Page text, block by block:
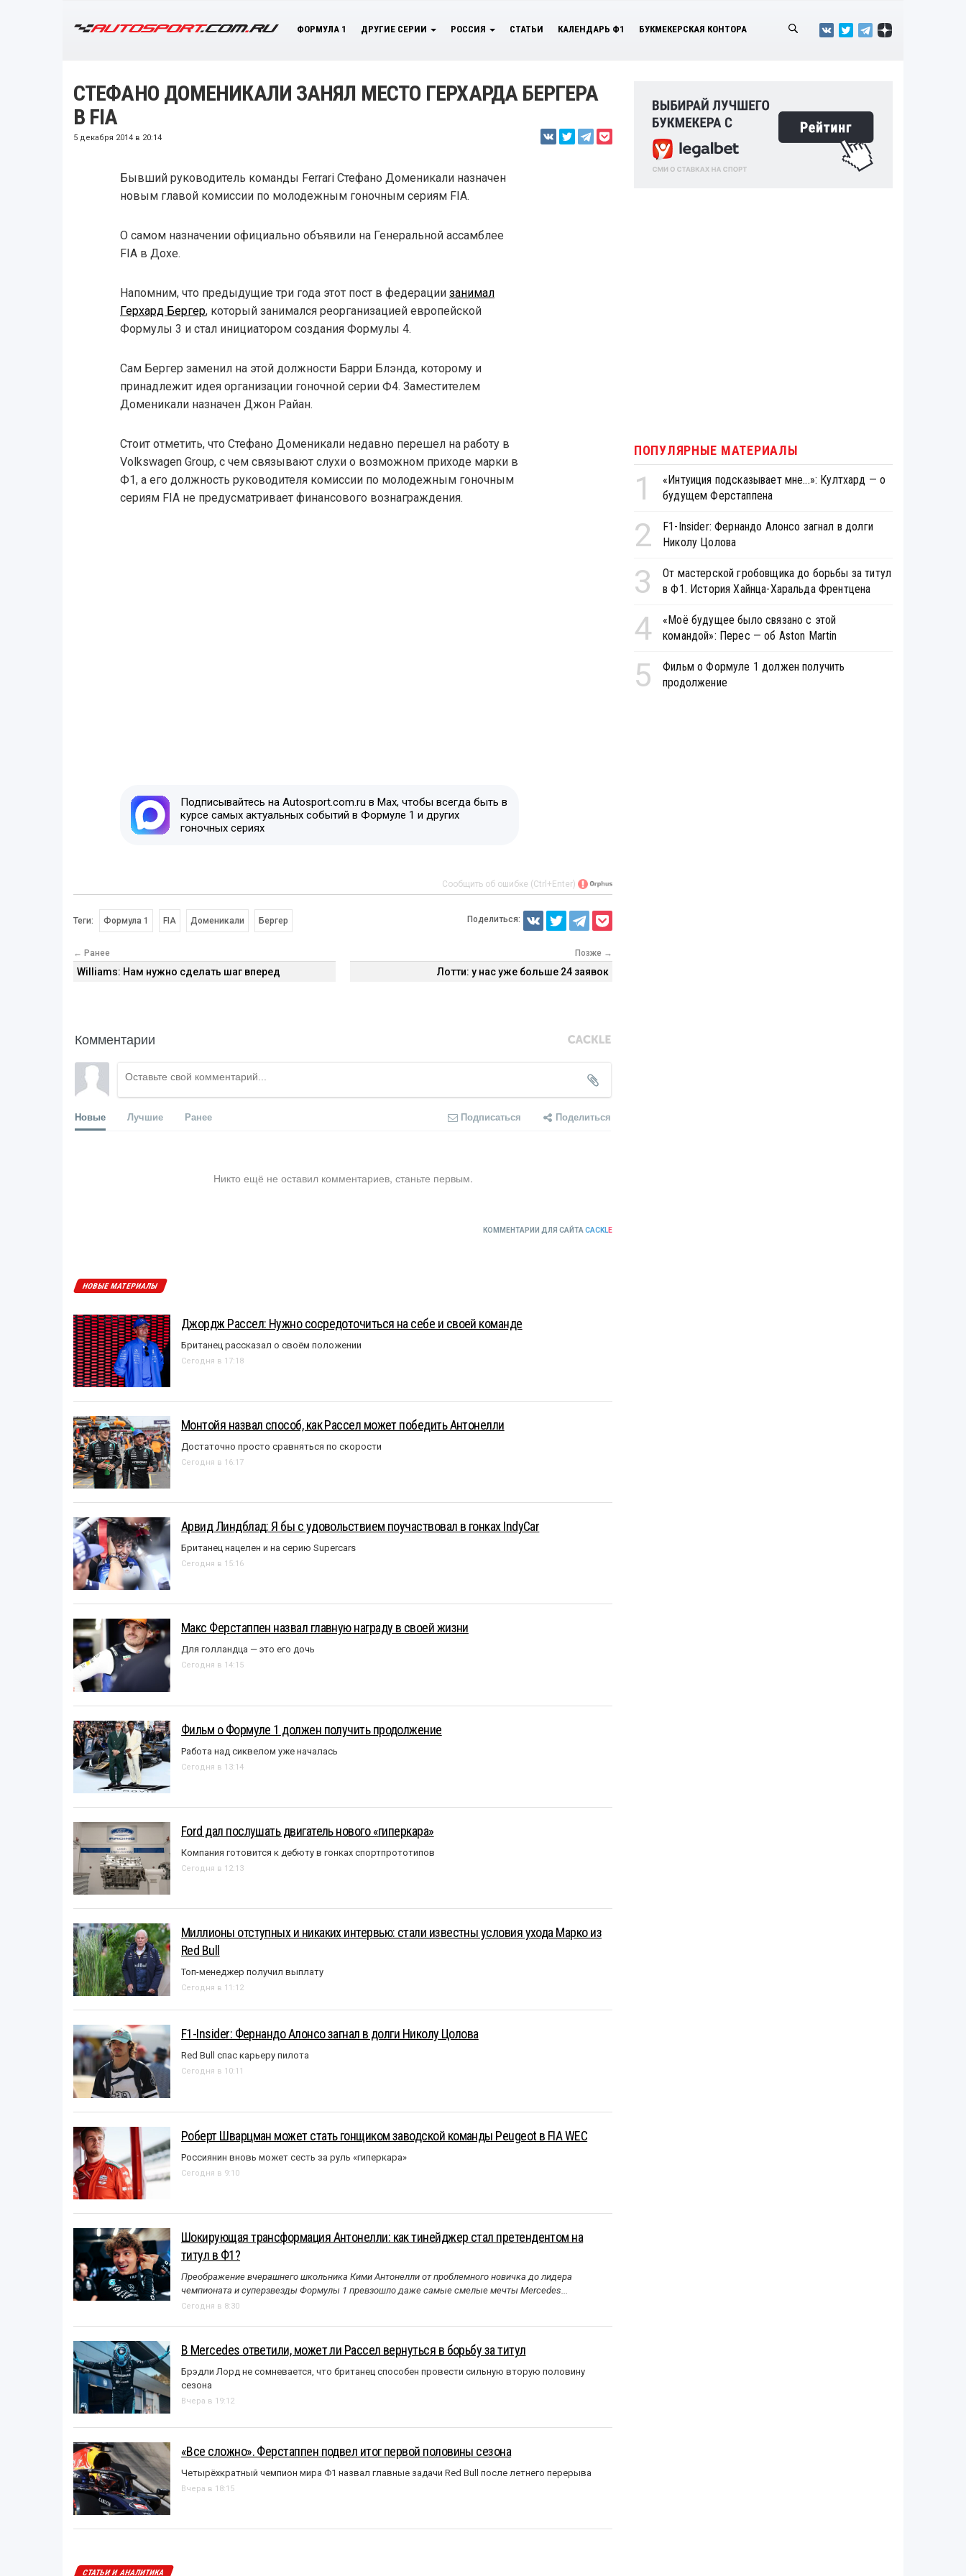
ФОРМУЛА 1 ДРУГИЕ СЕРИИ РОССИЯ СТАТЬИ КАЛЕНДАРЬ Ф1 БУКМЕКЕРСКАЯ КОНТОРА
СТЕФАНО ДОМЕНИКАЛИ ЗАНЯЛ МЕСТО ГЕРХАРДА БЕРГЕРА
В FIA
5 декабря 2014 в 20:14
Бывший руководитель команды Ferrari Стефано Доменикали назначен
новым главой комиссии по молодежным гоночным сериям FIA.
О самом назначении официально объявили на Генеральной ассамблее
FIA в Дохе.
Напомним, что предыдущие три года этот пост в федерации занимал
Герхард Бергер, который занимался реорганизацией европейской
Формулы 3 и стал инициатором создания Формулы 4.
Сам Бергер заменил на этой должности Барри Блэнда, которому и
принадлежит идея организации гоночной серии Ф4. Заместителем
Доменикали назначен Джон Райан.
Стоит отметить, что Стефано Доменикали недавно перешел на работу в
Volkswagen Group, с чем связывают слухи о возможном приходе марки в
Ф1, а его должность руководителя комиссии по молодежным гоночным
сериям FIA не предусматривает финансового вознаграждения.
Подписывайтесь на Autosport.com.ru в Max, чтобы всегда быть в
курсе самых актуальных событий в Формуле 1 и других
гоночных сериях
Сообщить об ошибке (Ctrl+Enter)
Теги: Формула 1 FIA Доменикали Бергер Поделиться:
← Ранее
Williams: Нам нужно сделать шаг вперед
Позже →
Лотти: у нас уже больше 24 заявок
Комментарии
Новые Лучшие Ранее Подписаться Поделиться
Никто ещё не оставил комментариев, станьте первым.
КОММЕНТАРИИ ДЛЯ САЙТА CACKLE
НОВЫЕ МАТЕРИАЛЫ
Джордж Рассел: Нужно сосредоточиться на себе и своей команде
Британец рассказал о своём положении
Сегодня в 17:18
Монтойя назвал способ, как Рассел может победить Антонелли
Достаточно просто сравняться по скорости
Сегодня в 16:17
Арвид Линдблад: Я бы с удовольствием поучаствовал в гонках IndyCar
Британец нацелен и на серию Supercars
Сегодня в 15:16
Макс Ферстаппен назвал главную награду в своей жизни
Для голландца — это его дочь
Сегодня в 14:15
Фильм о Формуле 1 должен получить продолжение
Работа над сиквелом уже началась
Сегодня в 13:14
Ford дал послушать двигатель нового «гиперкара»
Компания готовится к дебюту в гонках спортпрототипов
Сегодня в 12:13
Миллионы отступных и никаких интервью: стали известны условия ухода Марко из
Red Bull
Топ-менеджер получил выплату
Сегодня в 11:12
F1-Insider: Фернандо Алонсо загнал в долги Николу Цолова
Red Bull спас карьеру пилота
Сегодня в 10:11
Роберт Шварцман может стать гонщиком заводской команды Peugeot в FIA WEC
Россиянин вновь может сесть за руль «гиперкара»
Сегодня в 9:10
Шокирующая трансформация Антонелли: как тинейджер стал претендентом на
титул в Ф1?
Преображение вчерашнего школьника Кими Антонелли от проблемного новичка до лидера
чемпионата и суперзвезды Формулы 1 превзошло даже самые смелые мечты Mercedes...
Сегодня в 8:30
В Mercedes ответили, может ли Рассел вернуться в борьбу за титул
Брэдли Лорд не сомневается, что британец способен провести сильную вторую половину
сезона
Вчера в 19:12
«Все сложно». Ферстаппен подвел итог первой половины сезона
Четырёхкратный чемпион мира Ф1 назвал главные задачи Red Bull после летнего перерыва
Вчера в 18:15
СТАТЬИ И АНАЛИТИКА
ПОПУЛЯРНЫЕ МАТЕРИАЛЫ
1
«Интуиция подсказывает мне...»: Култхард — о
будущем Ферстаппена
2
F1-Insider: Фернандо Алонсо загнал в долги
Николу Цолова
3
От мастерской гробовщика до борьбы за титул
в Ф1. История Хайнца-Харальда Френтцена
4
«Моё будущее было связано с этой
командой»: Перес — об Aston Martin
5
Фильм о Формуле 1 должен получить
продолжение